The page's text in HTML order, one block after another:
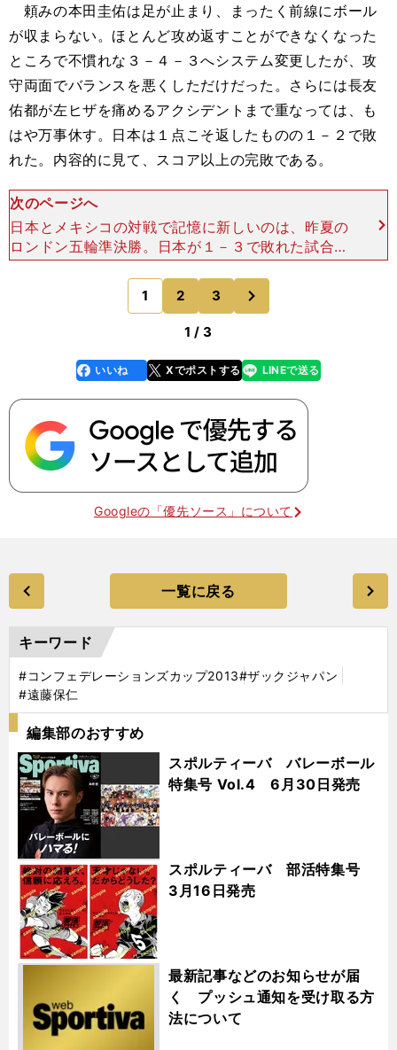
頼みの本田圭佑は足が止まり、まったく前線にボール
が収まらない。ほとんど攻め返すことができなくなった
ところで不慣れな３－４－３へシステム変更したが、攻
守両面でバランスを悪くしただけだった。さらには長友
佑都が左ヒザを痛めるアクシデントまで重なっては、も
はや万事休す。日本は１点こそ返したものの１－２で敗
れた。内容的に見て、スコア以上の完敗である。
次のページへ
日本とメキシコの対戦で記憶に新しいのは、昨夏の
ロンドン五輪準決勝。日本が１－３で敗れた試合だ
が、このときも日本は試合序盤の出来が悪くなかっ
たにもかかわらず、時間の経過とともに動きが鈍く
なり、メキシコに
1 2 3
1 / 3
faceboo
k
いいね Xでポストする
line LINEで送る
Googleの「優先ソース」について
一覧に戻る
キーワード
#コンフェデレーションズカップ2013#ザックジャパン
#遠藤保仁
編集部のおすすめ
スポルティーバ バレーボール
特集号 Vol.4 6月30日発売
スポルティーバ 部活特集号
3月16日発売
最新記事などのお知らせが届
く プッシュ通知を受け取る方
法について